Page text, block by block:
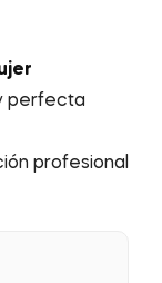
perfecta
profesional